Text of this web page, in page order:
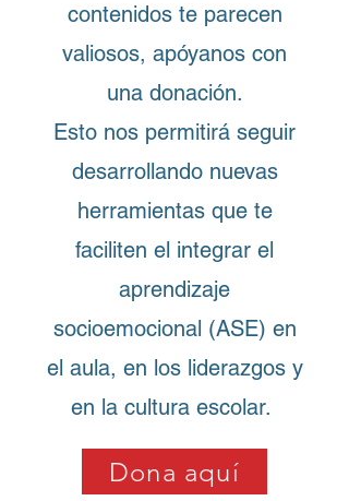
contenidos te parecen
valiosos, apóyanos con
una donación.
Esto nos permitirá seguir
desarrollando nuevas
herramientas que te
faciliten el integrar el
aprendizaje
socioemocional (ASE) en
el aula, en los liderazgos y
en la cultura escolar.
Dona aquí